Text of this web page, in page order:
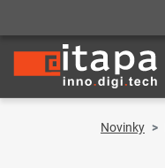
Novinky